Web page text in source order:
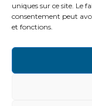
uniques sur ce site. Le
consentement peut
et fonctions.